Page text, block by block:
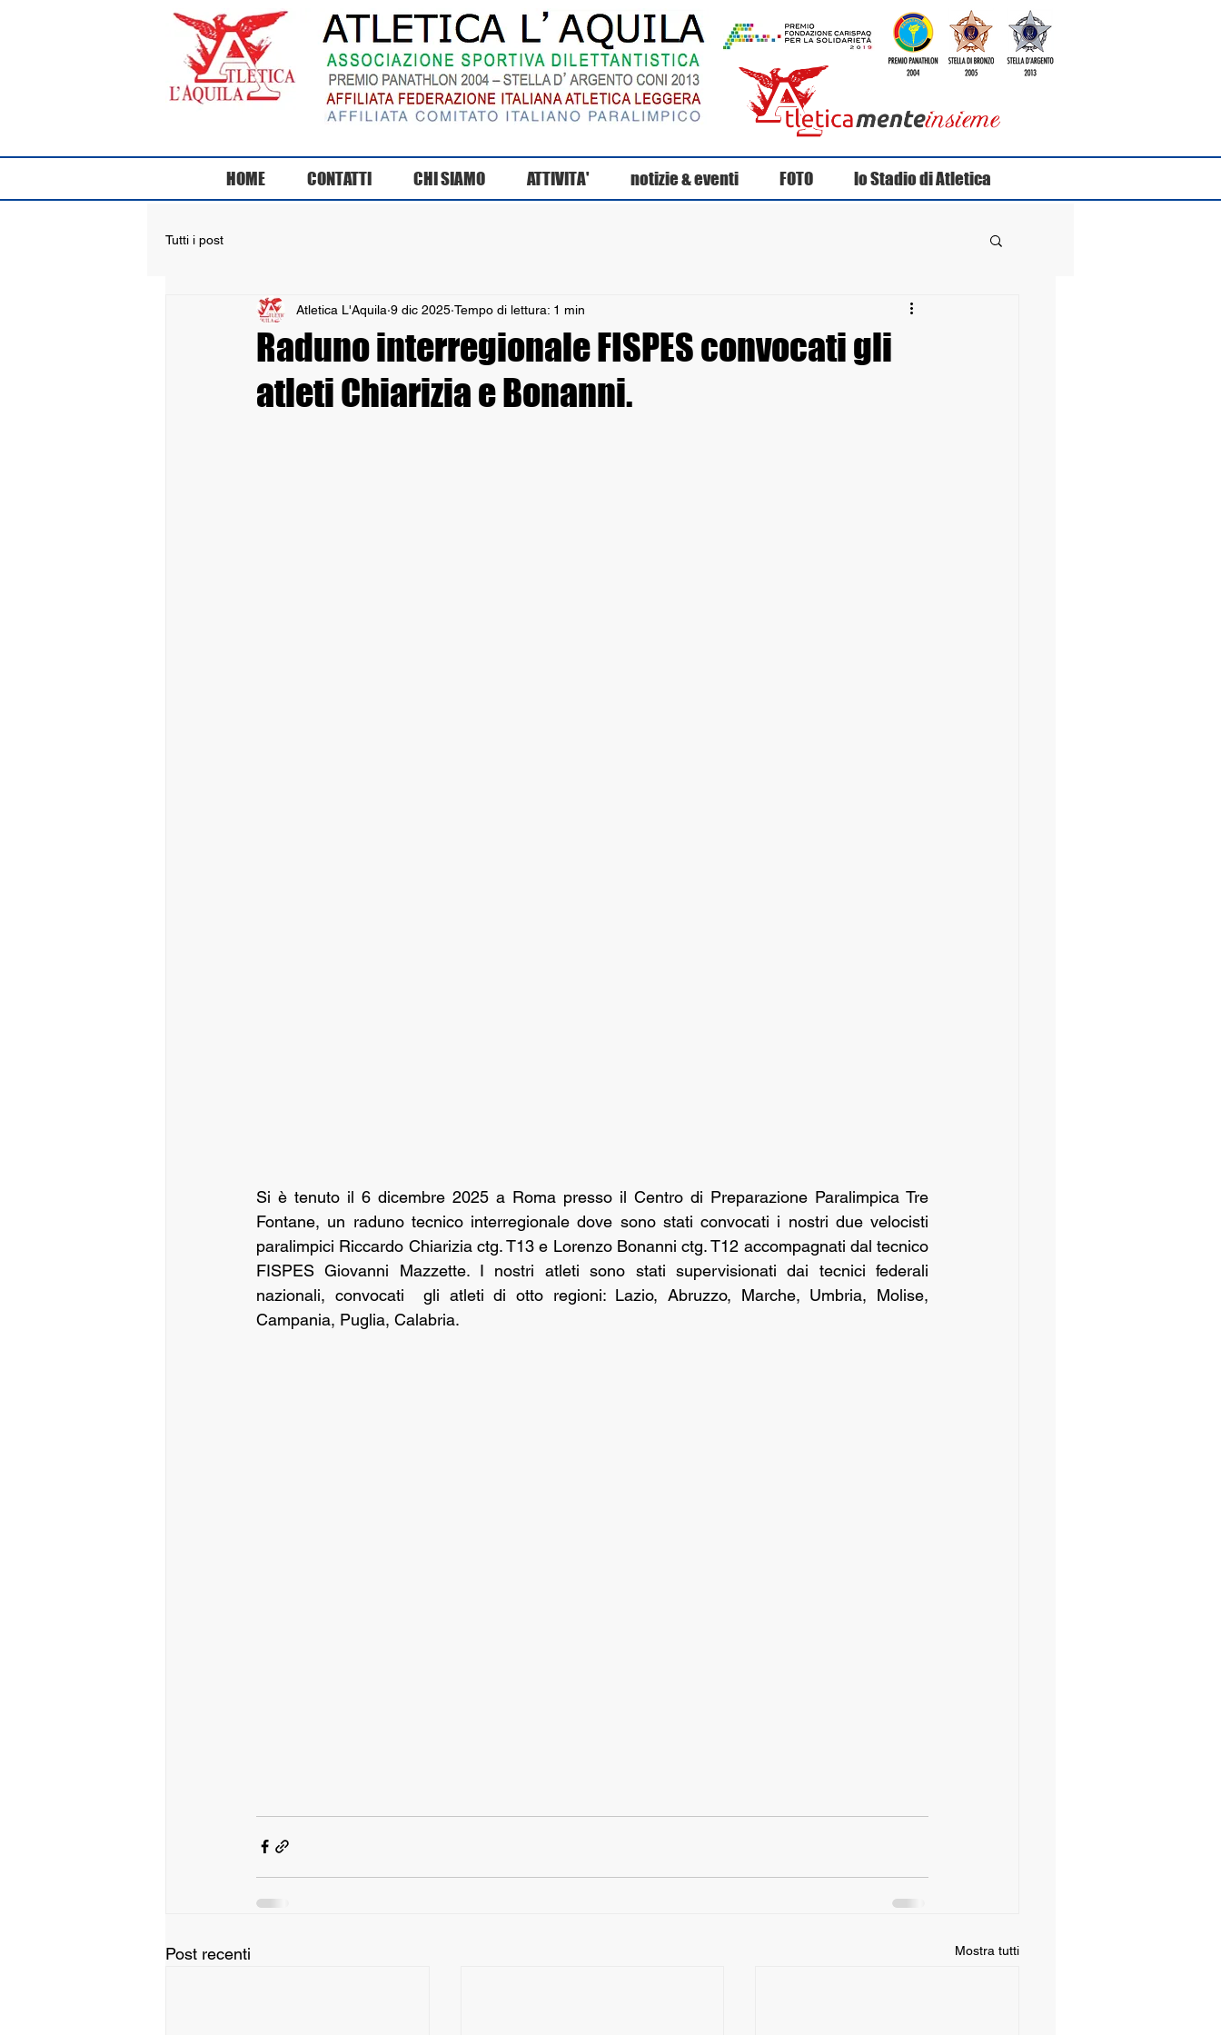
HOME CONTATTI CHI SIAMO ATTIVITA' notizie & eventi FOTO lo Stadio di Atletica
Tutti i post
Raduno interregionale FISPES convocati gli
atleti Chiarizia e Bonanni.
Atletica L'Aquila 9 dic 2025 Tempo di lettura: 1 min
Si è tenuto il 6 dicembre 2025 a Roma presso il Centro di Preparazione Paralimpica Tre
Fontane, un raduno tecnico interregionale dove sono stati convocati i nostri due velocisti
paralimpici Riccardo Chiarizia ctg. T13 e Lorenzo Bonanni ctg. T12 accompagnati dal tecnico
FISPES Giovanni Mazzette. I nostri atleti sono stati supervisionati dai tecnici federali
nazionali, convocati  gli atleti di otto regioni: Lazio, Abruzzo, Marche, Umbria, Molise,
Campania, Puglia, Calabria.
Post recenti Mostra tutti